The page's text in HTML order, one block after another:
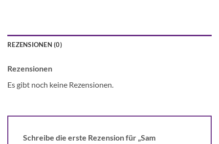
REZENSIONEN (0)
Rezensionen
Es gibt noch keine Rezensionen.
Schreibe die erste Rezension für „Sam